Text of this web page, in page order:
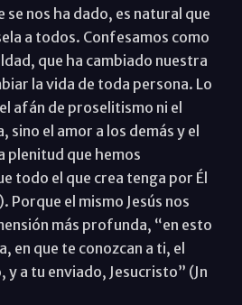
nos ha dado, es natural que
a todos. Confesamos como
que ha cambiado nuestra
la vida de toda persona. Lo
afán de proselitismo ni el
sino el amor a los demás y el
plenitud que hemos
todo el que crea tenga por Él
Porque el mismo Jesús nos
más profunda, “en esto
en que te conozcan a ti, el
y a tu enviado, Jesucristo” (Jn